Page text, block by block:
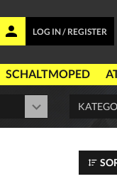
LOG IN / REGISTER
SCHALTMOPED